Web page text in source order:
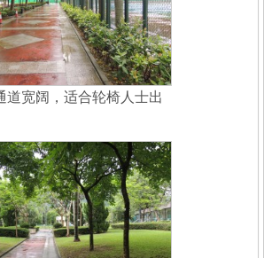
道宽阔，适合轮椅人士出